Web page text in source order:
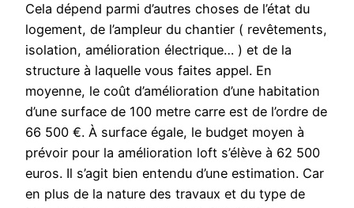
Cela dépend parmi d’autres choses de l’état du
logement, de l’ampleur du chantier ( revêtements,
isolation, amélioration électrique… ) et de la
structure à laquelle vous faites appel. En
moyenne, le coût d’amélioration d’une habitation
d’une surface de 100 metre carre est de l’ordre de
66 500 €. À surface égale, le budget moyen à
prévoir pour la amélioration loft s’élève à 62 500
euros. Il s’agit bien entendu d’une estimation. Car
en plus de la nature des travaux et du type de